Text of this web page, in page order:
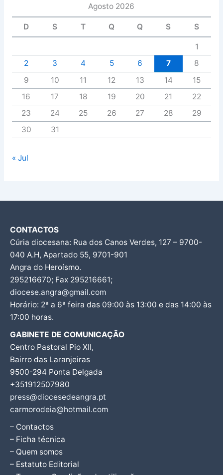
Agosto 2026
D S T Q Q S S
1
2
3 4 5 6 7
8
9
10 11 12 13 14
15
16
17 18 19 20 21
22
23
24 25 26 27 28
29
30
31
« Jul
CONTACTOS
Cúria diocesana: Rua dos Canos Verdes, 127 – 9700-
040 A.H, Apartado 55, 9701-901
Angra do Heroísmo.
295216670; Fax 295216661;
diocese.angra@gmail.com
Horário: 2ª a 6ª feira das 09:00 às 13:00 e das 14:00 às
17:00 horas.
GABINETE DE COMUNICAÇÃO
Centro Pastoral Pio XII,
Bairro das Laranjeiras
9500-294 Ponta Delgada
+351912507980
press@diocesedeangra.pt
carmorodeia@hotmail.com
– Contactos
– Ficha técnica
– Quem somos
– Estatuto Editorial